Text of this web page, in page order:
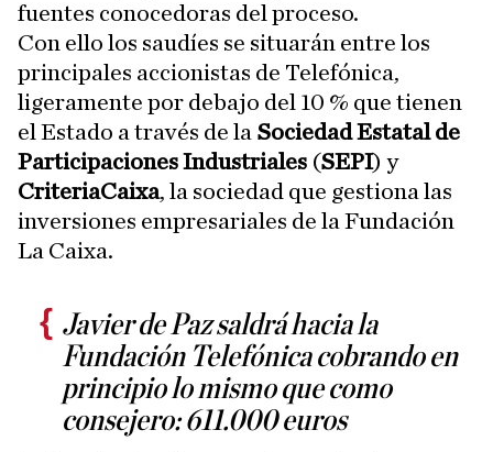
fuentes conocedoras del proceso.
Con ello los saudíes se situarán entre los
principales accionistas de Telefónica,
ligeramente por debajo del 10 % que tienen
el Estado a través de la Sociedad Estatal de
Participaciones Industriales (SEPI) y
CriteriaCaixa, la sociedad que gestiona las
inversiones empresariales de la Fundación
La Caixa.
Javier de Paz saldrá hacia la
Fundación Telefónica cobrando en
principio lo mismo que como
consejero: 611.000 euros